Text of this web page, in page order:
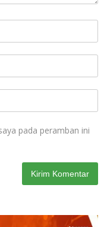
pada peramban ini